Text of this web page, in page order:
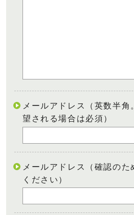
メールアドレス（英数半
望される場合は必須）
メールアドレス（確認のた
ください）